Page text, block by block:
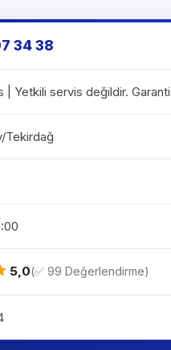
34 38
| Yetkili servis değildir.
Tekirdağ
5,0(✅ 99 Değerlendirme)